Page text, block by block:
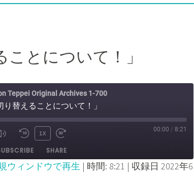
ことについて！」
Teppei Original Archives 1-700
替えることについて！」
MUTE/UNMUTE
EPISODE
REWIND
10
1X
FORWARD
00:00 / 8:21
SHARE
ウィンドウで再生 | 時間: 8:21 | 収録日 2022年6